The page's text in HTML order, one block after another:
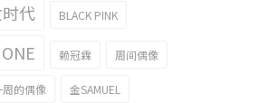
代 BLACK PINK
赖冠霖 周间偶像
周的偶像 金SAMUEL